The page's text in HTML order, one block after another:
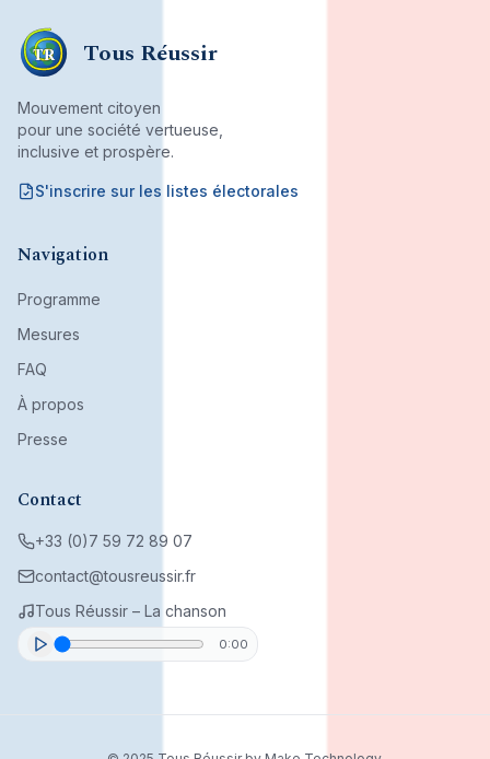
TR Tous Réussir
Mouvement citoyen
pour une société vertueuse,
inclusive et prospère.
S'inscrire sur les listes électorales
Navigation
Programme
Mesures
FAQ
À propos
Presse
Contact
+33 (0)7 59 72 89 07
contact@tousreussir.fr
Tous Réussir – La chanson
0:00